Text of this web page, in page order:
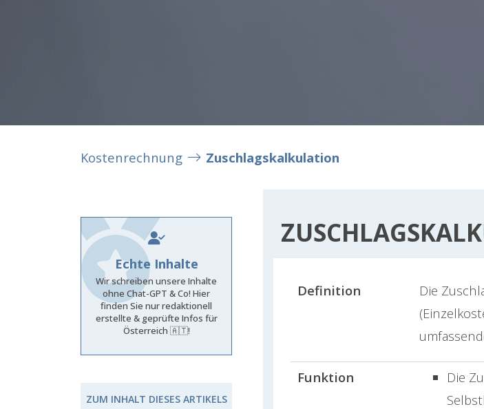
Kostenrechnung Zuschlagskalkulation
Echte Inhalte
Wir schreiben unsere Inhalte
ohne Chat-GPT & Co! Hier
finden Sie nur redaktionell
erstellte & geprüfte Infos für
Österreich 🇦🇹!
ZUM INHALT DIESES ARTIKELS
Definition Die
Funktion
Die